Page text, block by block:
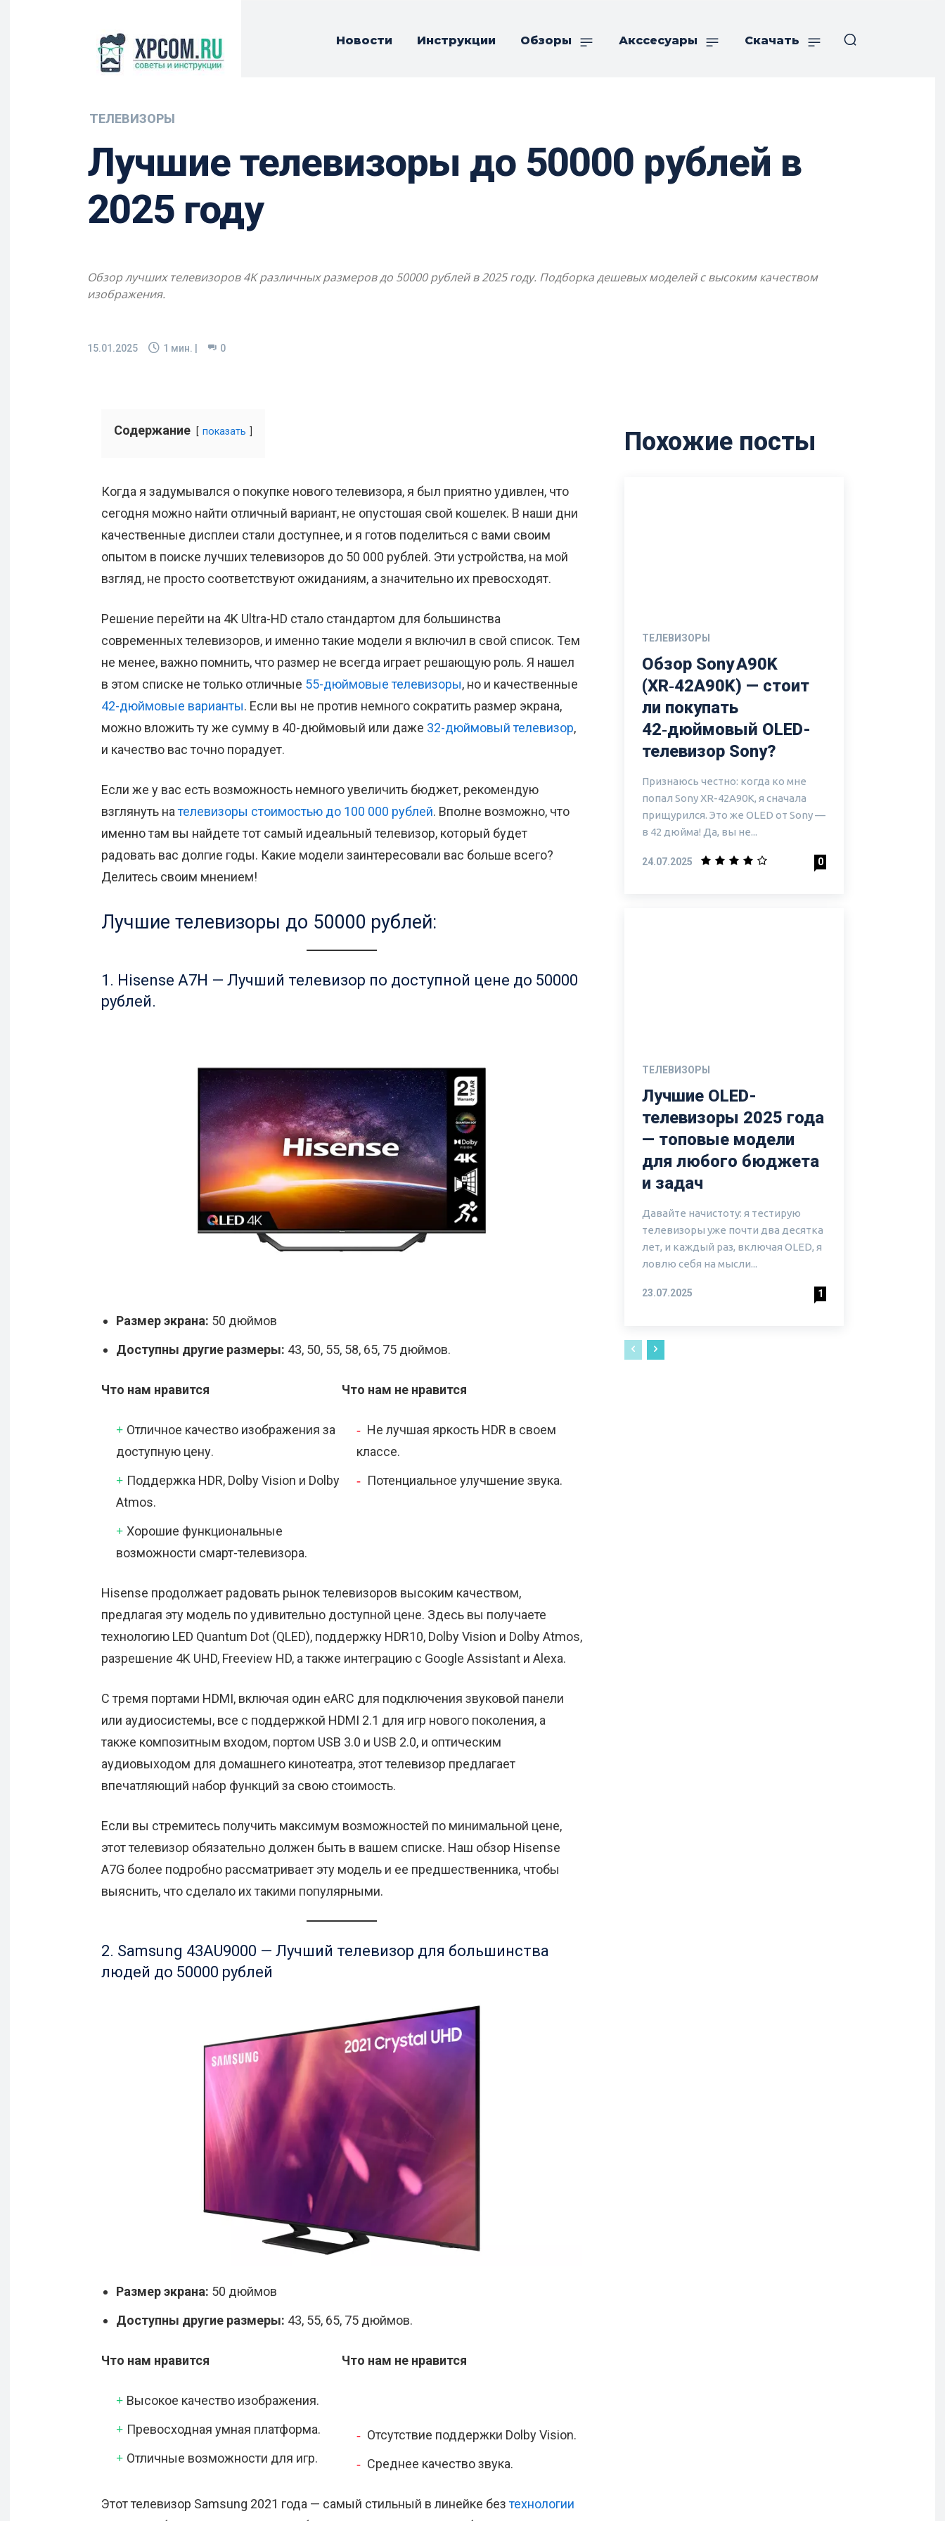
Новости Инструкции Обзоры Акссесуары Скачать
ТЕЛЕВИЗОРЫ
Лучшие телевизоры до 50000 рублей в
2025 году
Обзор лучших телевизоров 4K различных размеров до 50000 рублей в 2025 году. Подборка дешевых моделей с высоким качеством
изображения.
15.01.2025 1 мин. | 0
Содержание показать
Когда я задумывался о покупке нового телевизора, я был приятно удивлен, что
сегодня можно найти отличный вариант, не опустошая свой кошелек. В наши дни
качественные дисплеи стали доступнее, и я готов поделиться с вами своим
опытом в поиске лучших телевизоров до 50 000 рублей. Эти устройства, на мой
взгляд, не просто соответствуют ожиданиям, а значительно их превосходят.
Решение перейти на 4K Ultra-HD стало стандартом для большинства
современных телевизоров, и именно такие модели я включил в свой список. Тем
не менее, важно помнить, что размер не всегда играет решающую роль. Я нашел
в этом списке не только отличные 55-дюймовые телевизоры, но и качественные
42-дюймовые варианты. Если вы не против немного сократить размер экрана,
можно вложить ту же сумму в 40-дюймовый или даже 32-дюймовый телевизор,
и качество вас точно порадует.
Если же у вас есть возможность немного увеличить бюджет, рекомендую
взглянуть нателевизоры стоимостью до 100 000 рублей. Вполне возможно, что
именно там вы найдете тот самый идеальный телевизор, который будет
радовать вас долгие годы. Какие модели заинтересовали вас больше всего?
Делитесь своим мнением!
Лучшие телевизоры до 50000 рублей:
1. Hisense A7H — Лучший телевизор по доступной цене до 50000
рублей.
Размер экрана: 50 дюймов
Доступны другие размеры: 43, 50, 55, 58, 65, 75 дюймов.
Что нам нравится
Отличное качество изображения за
доступную цену.
Поддержка HDR, Dolby Vision и Dolby
Atmos.
Хорошие функциональные
возможности смарт-телевизора.
Что нам не нравится
Не лучшая яркость HDR в своем
классе.
Потенциальное улучшение звука.
Hisense продолжает радовать рынок телевизоров высоким качеством,
предлагая эту модель по удивительно доступной цене. Здесь вы получаете
технологию LED Quantum Dot (QLED), поддержку HDR10, Dolby Vision и Dolby Atmos,
разрешение 4K UHD, Freeview HD, а также интеграцию с Google Assistant и Alexa.
С тремя портами HDMI, включая один eARC для подключения звуковой панели
или аудиосистемы, все с поддержкой HDMI 2.1 для игр нового поколения, а
также композитным входом, портом USB 3.0 и USB 2.0, и оптическим
аудиовыходом для домашнего кинотеатра, этот телевизор предлагает
впечатляющий набор функций за свою стоимость.
Если вы стремитесь получить максимум возможностей по минимальной цене,
этот телевизор обязательно должен быть в вашем списке. Наш обзор Hisense
A7G более подробно рассматривает эту модель и ее предшественника, чтобы
выяснить, что сделало их такими популярными.
2. Samsung 43AU9000 — Лучший телевизор для большинства
людей до 50000 рублей
Размер экрана: 50 дюймов
Доступны другие размеры: 43, 55, 65, 75 дюймов.
Что нам нравится
Высокое качество изображения.
Превосходная умная платформа.
Отличные возможности для игр.
Что нам не нравится
Отсутствие поддержки Dolby Vision.
Среднее качество звука.
Этот телевизор Samsung 2021 года — самый стильный в линейке безтехнологии
Похожие посты
ТЕЛЕВИЗОРЫ
Обзор Sony A90K
(XR‑42A90K) — стоит
ли покупать
42‑дюймовый OLED-
телевизор Sony?
Признаюсь честно: когда ко мне
попал Sony XR-42A90K, я сначала
прищурился. Это же OLED от Sony —
в 42 дюйма! Да, вы не...
24.07.2025 0
ТЕЛЕВИЗОРЫ
Лучшие OLED-
телевизоры 2025 года
— топовые модели
для любого бюджета
и задач
Давайте начистоту: я тестирую
телевизоры уже почти два десятка
лет, и каждый раз, включая OLED, я
ловлю себя на мысли...
23.07.2025 1